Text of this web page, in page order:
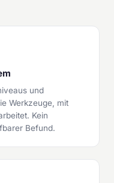
und
Werkzeuge, mit
Kein
Befund.